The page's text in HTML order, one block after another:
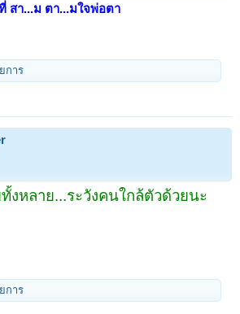
สา...ม ตา...มใจพ่อตา
การ
งหลาย...ระวังคนใกล้ตัวด้วยนะ
การ